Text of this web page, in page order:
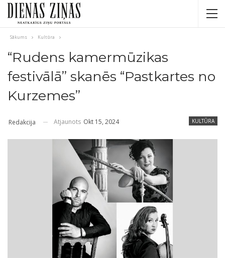
Sākums Kultūra
“Rudens kamermūzikas
festivālā” skanēs “Pastkartes no
Kurzemes”
KULTŪRA
Redakcija Atjaunots Okt 15, 2024